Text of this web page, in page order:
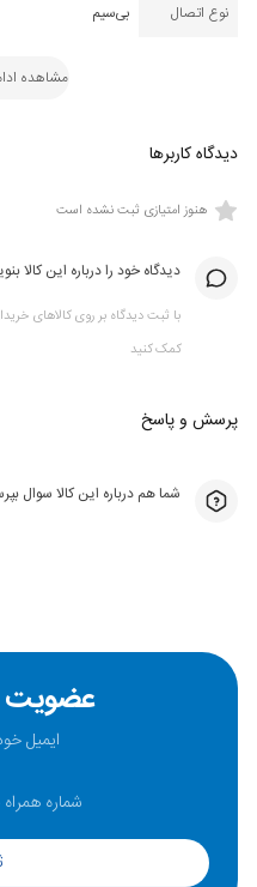
نوع اتصال
بی‌سیم
مشاهده
دیدگاه کاربرها
هنوز امتیازی ثبت نشده است
دیدگاه خود را درباره این کالا
با ثبت دیدگاه بر روی کالاهای
کمک کنید
پرسش و پاسخ
شما هم درباره این کالا سوال
عضویت